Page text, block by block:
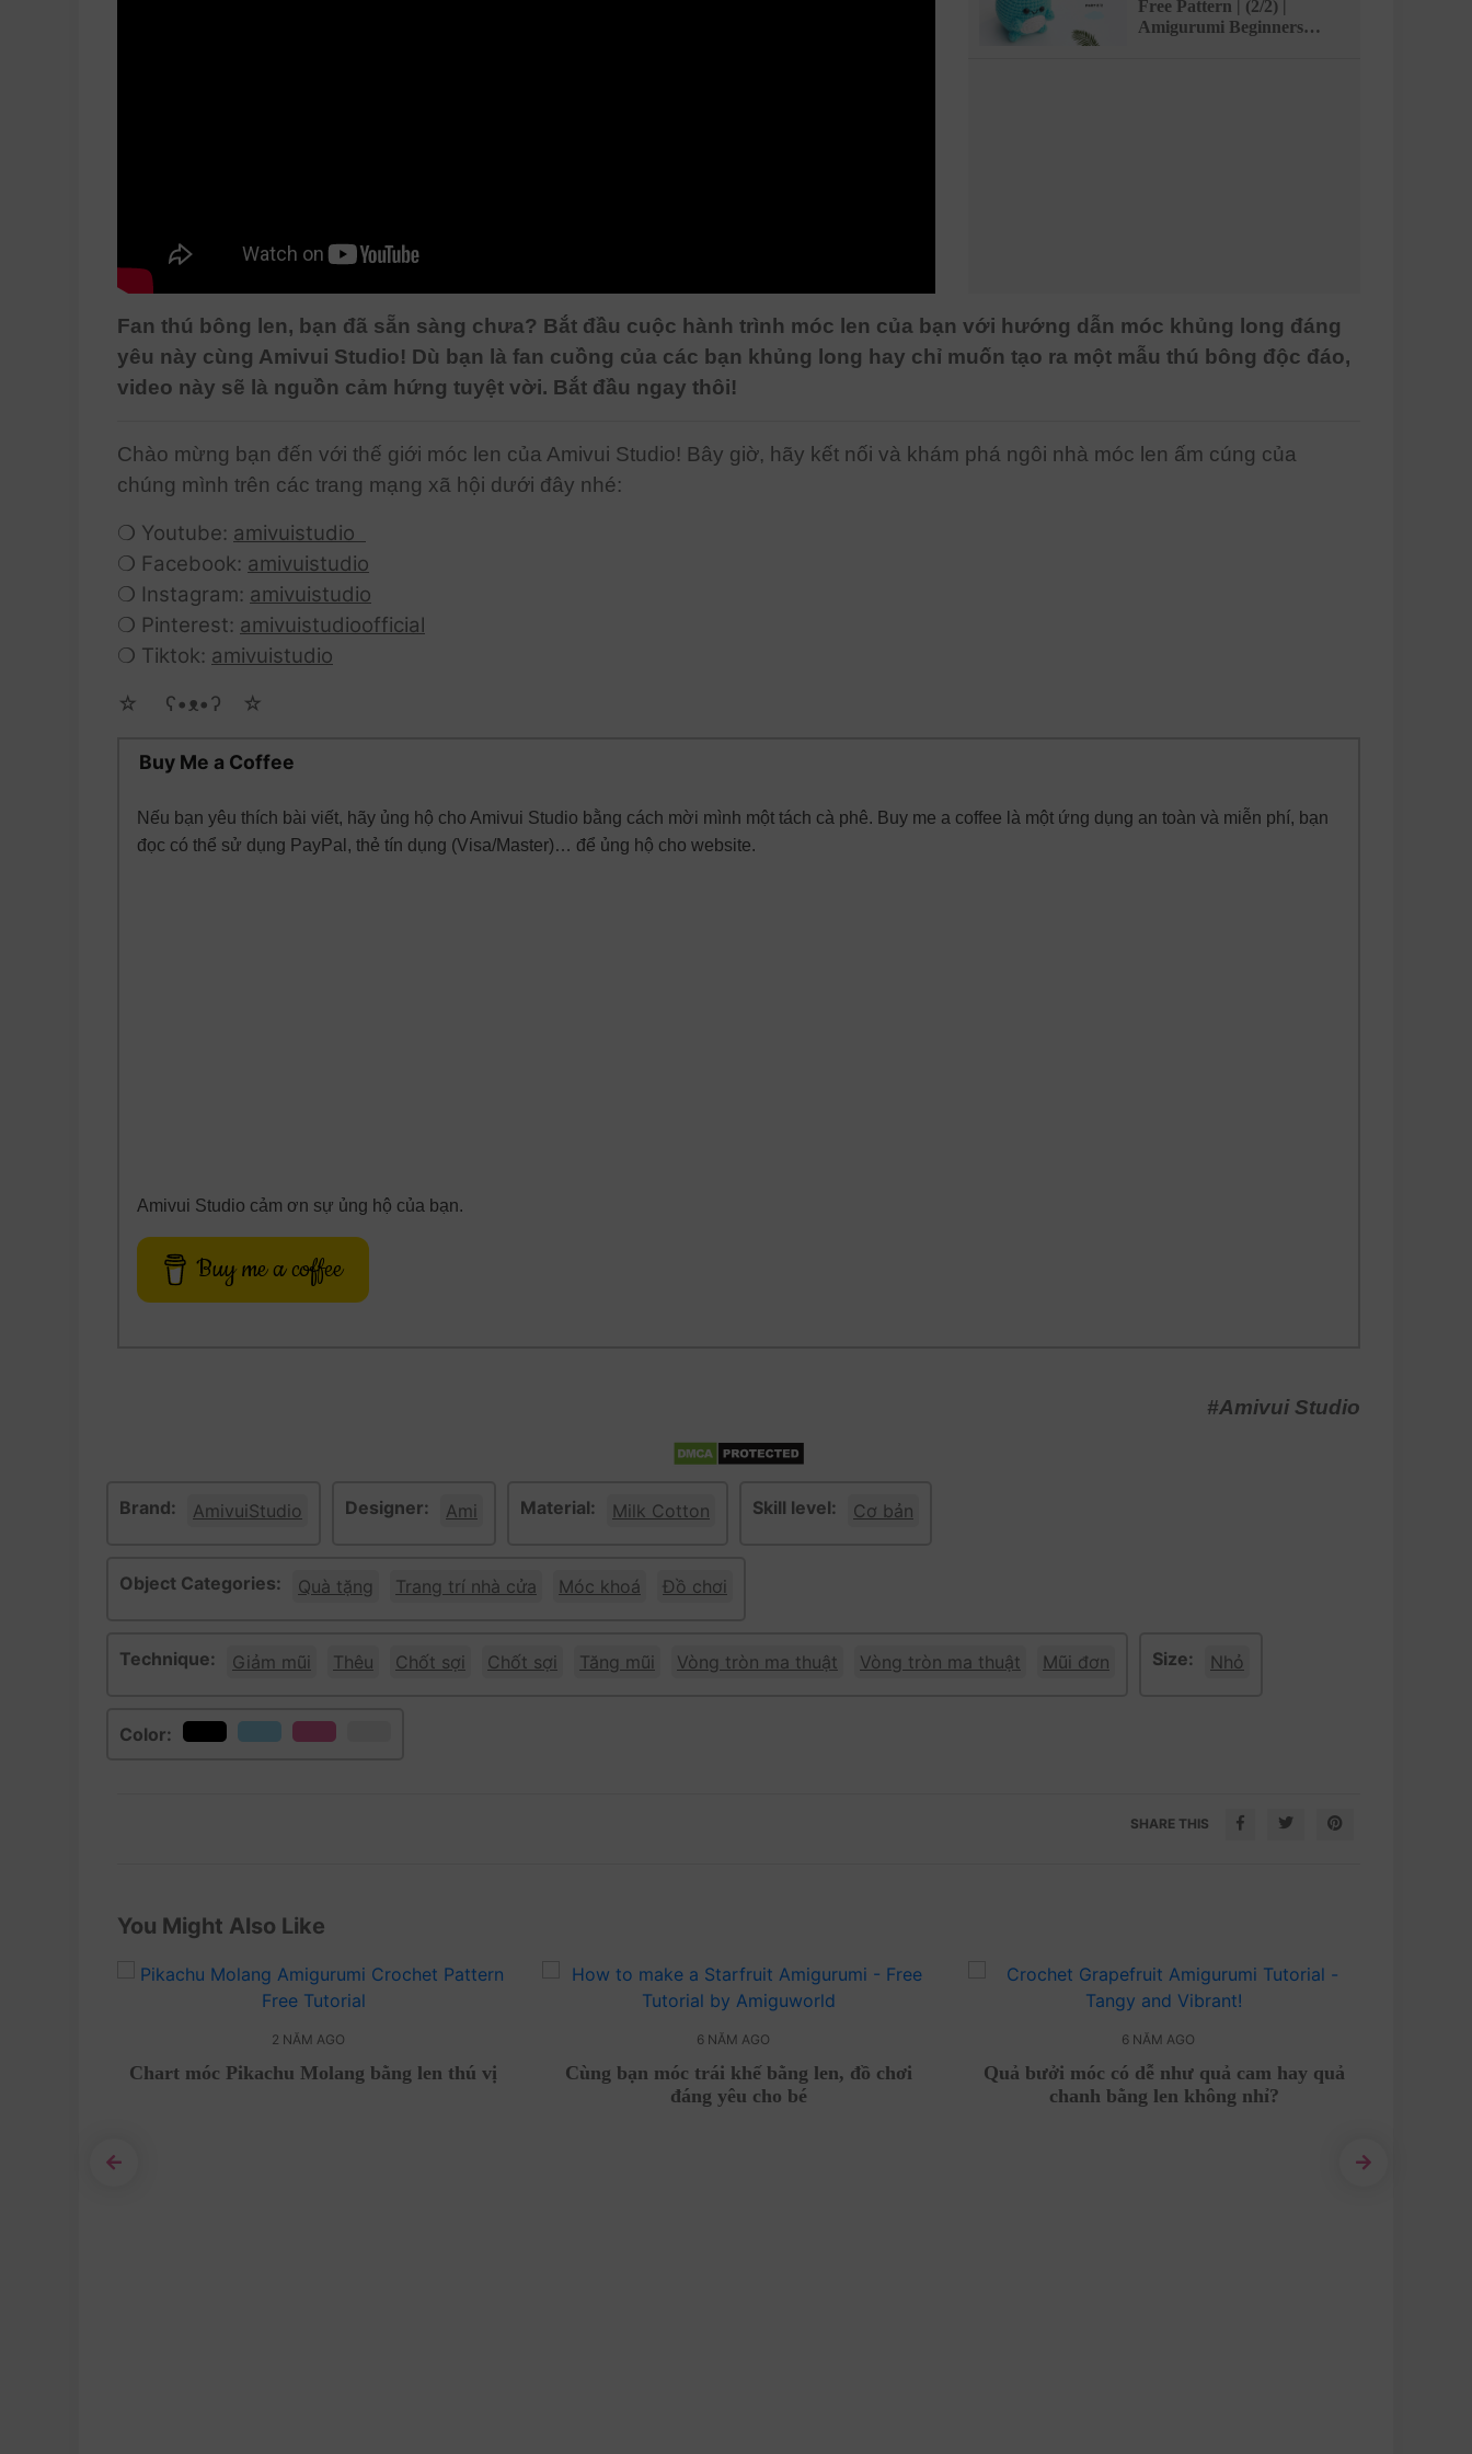
Free Pattern | (2/2) |
Amigurumi Beginners
Fan thú bông len, bạn đã sẵn sàng chưa? Bắt đầu cuộc hành trình móc len của bạn với hướng dẫn móc khủng long đáng
yêu này cùng Amivui Studio! Dù bạn là fan cuồng của các bạn khủng long hay chỉ muốn tạo ra một mẫu thú bông độc đáo,
video này sẽ là nguồn cảm hứng tuyệt vời. Bắt đầu ngay thôi!
Chào mừng bạn đến với thế giới móc len của Amivui Studio! Bây giờ, hãy kết nối và khám phá ngôi nhà móc len ấm cúng của
chúng mình trên các trang mạng xã hội dưới đây nhé:
❍ Youtube: amivuistudio
❍ Facebook: amivuistudio
❍ Instagram: amivuistudio
❍ Pinterest: amivuistudioofficial
❍ Tiktok: amivuistudio
☆ゝ ʕ•ᴥ•ʔゝ☆
Buy Me a Coffee
Nếu bạn yêu thích bài viết, hãy ủng hộ cho Amivui Studio bằng cách mời mình một tách cà phê. Buy me a coffee là một ứng dụng an toàn và miễn phí, bạn
đọc có thể sử dụng PayPal, thẻ tín dụng (Visa/Master)… để ủng hộ cho website.
Amivui Studio cảm ơn sự ủng hộ của bạn.
Buy me a coffee
#Amivui Studio
Brand: AmivuiStudio Designer: Ami Material: Milk Cotton Skill level: Cơ bản
Object Categories: Quà tặng Trang trí nhà cửa Móc khoá Đồ chơi
Technique: Giảm mũi Thêu Chốt sợi Chốt sợi Tăng mũi Vòng tròn ma thuật Vòng tròn ma thuật Mũi đơn Size: Nhỏ
Color:
SHARE THIS
You Might Also Like
2 NĂM AGO
Chart móc Pikachu Molang bằng len thú vị
6 NĂM AGO
Cùng bạn móc trái khế bằng len, đồ chơi
đáng yêu cho bé
6 NĂM AGO
Quả bưởi móc có dễ như quả cam hay quả
chanh bằng len không nhỉ?